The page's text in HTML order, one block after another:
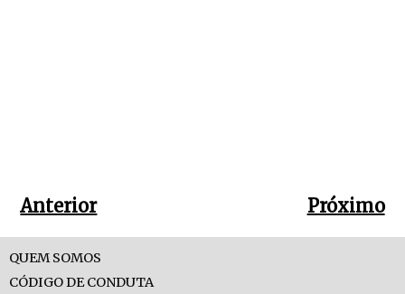
Anterior Próximo
QUEM SOMOS
CÓDIGO DE CONDUTA